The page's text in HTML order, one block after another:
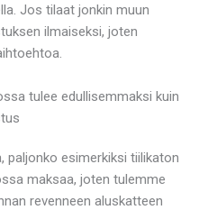
Jos tilaat jonkin muun
ilmaiseksi, joten
tulee edullisemmaksi kuin
paljonko esimerkiksi tiilikaton
maksaa, joten tulemme
revenneen aluskatteen